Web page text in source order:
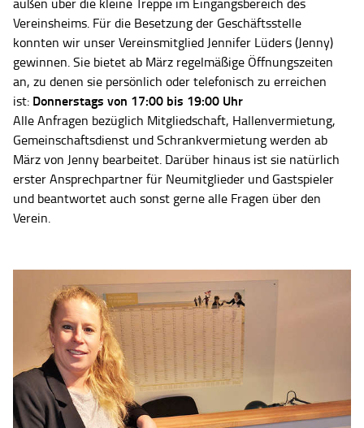
außen über die kleine Treppe im Eingangsbereich des
Vereinsheims. Für die Besetzung der Geschäftsstelle
konnten wir unser Vereinsmitglied Jennifer Lüders (Jenny)
gewinnen. Sie bietet ab März regelmäßige Öffnungszeiten
an, zu denen sie persönlich oder telefonisch zu erreichen
ist: Donnerstags von 17:00 bis 19:00 Uhr
Alle Anfragen bezüglich Mitgliedschaft, Hallenvermietung,
Gemeinschaftsdienst und Schrankvermietung werden ab
März von Jenny bearbeitet. Darüber hinaus ist sie natürlich
erster Ansprechpartner für Neumitglieder und Gastspieler
und beantwortet auch sonst gerne alle Fragen über den
Verein.